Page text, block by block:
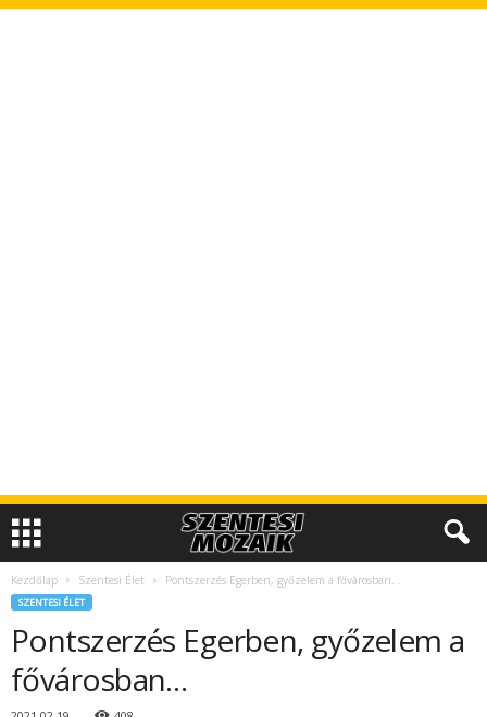
Kezdőlap Szentesi Élet Pontszerzés Egerben, győzelem a fővárosban…
SZENTESI ÉLET
Pontszerzés Egerben, győzelem a
fővárosban…